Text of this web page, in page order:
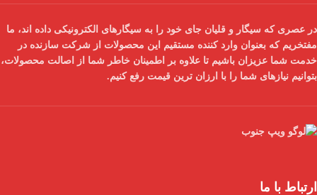
در عصری که سیگار و قلیان جای خود را به سیگارهای الکترونیکی داده اند، ما
مفتخریم که بعنوان وارد کننده مستقیم این محصولات از شرکت سازنده در
خدمت شما عزیزان باشیم تا علاوه بر اطمینان خاطر شما از
اصالت محصولات،
بتوانیم نیازهای شما را با ارزان ترین قیمت رفع کنیم.
ارتباط با ما